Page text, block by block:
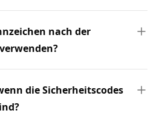
nach der
die Sicherheitscodes